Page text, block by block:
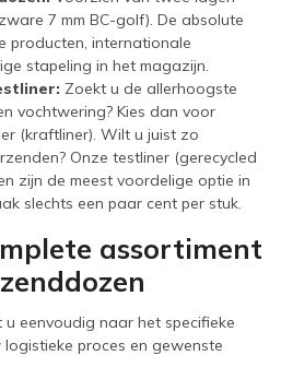
7 mm BC-golf). De absolute
producten, internationale
stapeling in het magazijn.
Zoekt u de allerhoogste
vochtwering? Kies dan voor
(kraftliner). Wilt u juist zo
Onze testliner (gerecycled
zijn de meest voordelige optie in
slechts een paar cent per stuk.
assortiment
eenvoudig naar het specifieke
proces en gewenste